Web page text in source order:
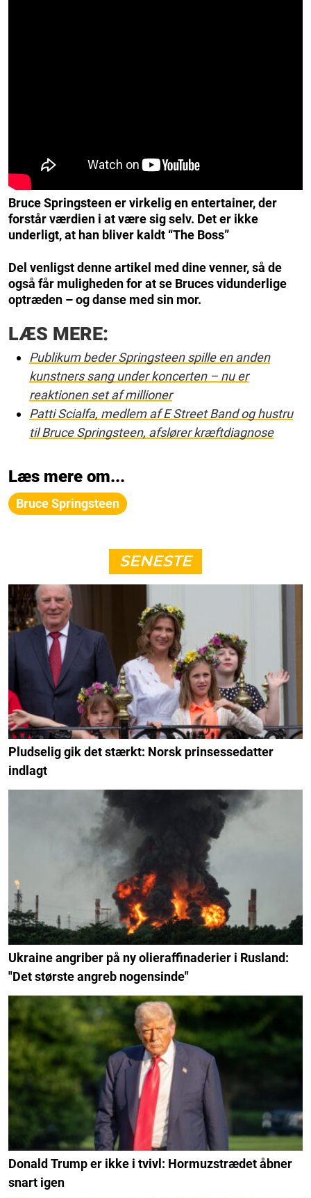
Bruce Springsteen er virkelig en entertainer, der
forstår værdien i at være sig selv. Det er ikke
underligt, at han bliver kaldt “The Boss”
Del venligst denne artikel med dine venner, så de
også får muligheden for at se Bruces vidunderlige
optræden – og danse med sin mor.
LÆS MERE:
Publikum beder Springsteen spille en anden
kunstners sang under koncerten – nu er
reaktionen set af millioner
Patti Scialfa, medlem af E Street Band og hustru
til Bruce Springsteen, afslører kræftdiagnose
Læs mere om...
Bruce Springsteen
SENESTE
Pludselig gik det stærkt: Norsk prinsessedatter
indlagt
Ukraine angriber på ny olieraffinaderier i Rusland:
"Det største angreb nogensinde"
Donald Trump er ikke i tvivl: Hormuzstrædet åbner
snart igen